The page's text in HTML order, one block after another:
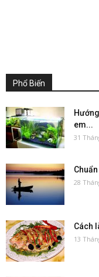
Phổ Biến
em...
31
28
Cách
13